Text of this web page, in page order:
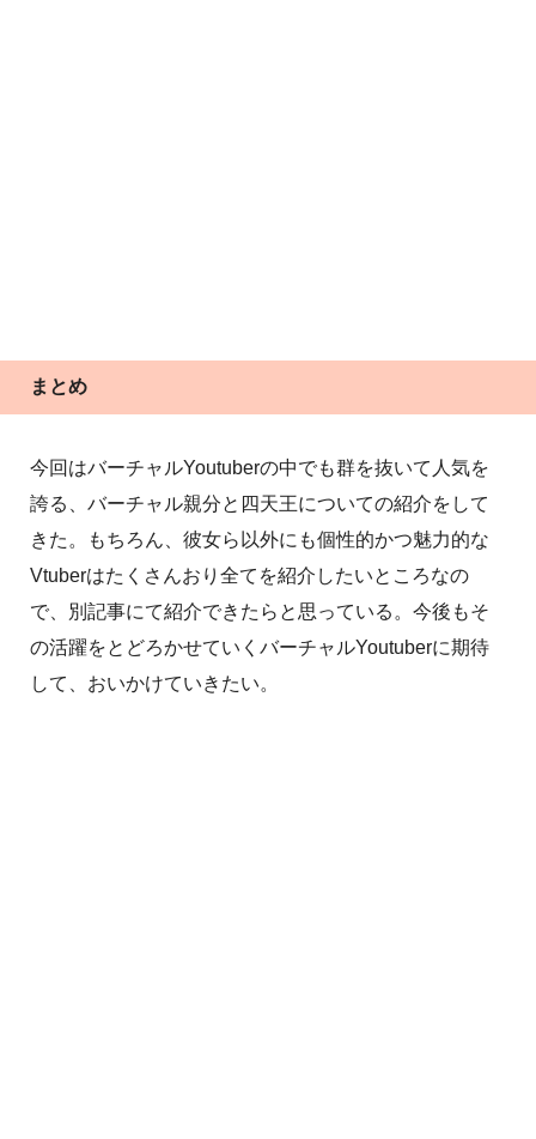
まとめ
今回はバーチャルYoutuberの中でも群を抜いて人気を
誇る、バーチャル親分と四天王についての紹介をして
きた。もちろん、彼女ら以外にも個性的かつ魅力的な
Vtuberはたくさんおり全てを紹介したいところなの
で、別記事にて紹介できたらと思っている。今後もそ
の活躍をとどろかせていくバーチャルYoutuberに期待
して、おいかけていきたい。